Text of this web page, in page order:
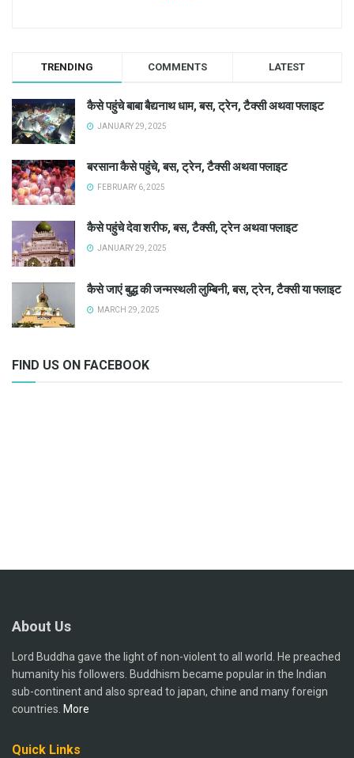
TRENDING COMMENTS LATEST
कैसे पहुंचे बाबा बैद्यनाथ धाम, बस, ट्रेन, टैक्सी अथवा फ्लाइट
JANUARY 29, 2025
बरसाना कैसे पहुंचे, बस, ट्रेन, टैक्सी अथवा फ्लाइट
FEBRUARY 6, 2025
कैसे पहुंचे देवा शरीफ, बस, टैक्सी, ट्रेन अथवा फ्लाइट
JANUARY 29, 2025
कैसे जाएं बुद्ध की जन्मस्थली लुम्बिनी, बस, ट्रेन, टैक्सी या फ्लाइट
MARCH 29, 2025
FIND US ON FACEBOOK
About Us
Lord Buddha gave the light of non-violent to all world. He preached
humanity his followers. Buddhism became popular in the Indian
sub-continent and also spread to japan, chine and many foreign
countries. More
Quick Links